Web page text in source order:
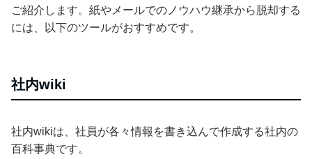
ご紹介します。紙やメールでのノウハウ継承から脱却する
には、以下のツールがおすすめです。
社内wiki
社内wikiは、社員が各々情報を書き込んで作成する社内の
百科事典です。